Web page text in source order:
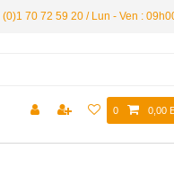
(0)1 70 72 59 20 / Lun - Ven :
0 0,00